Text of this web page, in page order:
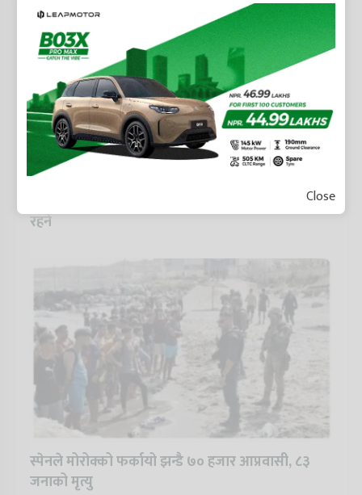
माफी मागेकाले फिफा अध्यक्ष पदमा इन्फान्टिनो यथावत
रहने
स्पेनले मोरोक्को फर्कायो झन्डै ७० हजार आप्रवासी, ८३
जनाको मृत्यु
Close